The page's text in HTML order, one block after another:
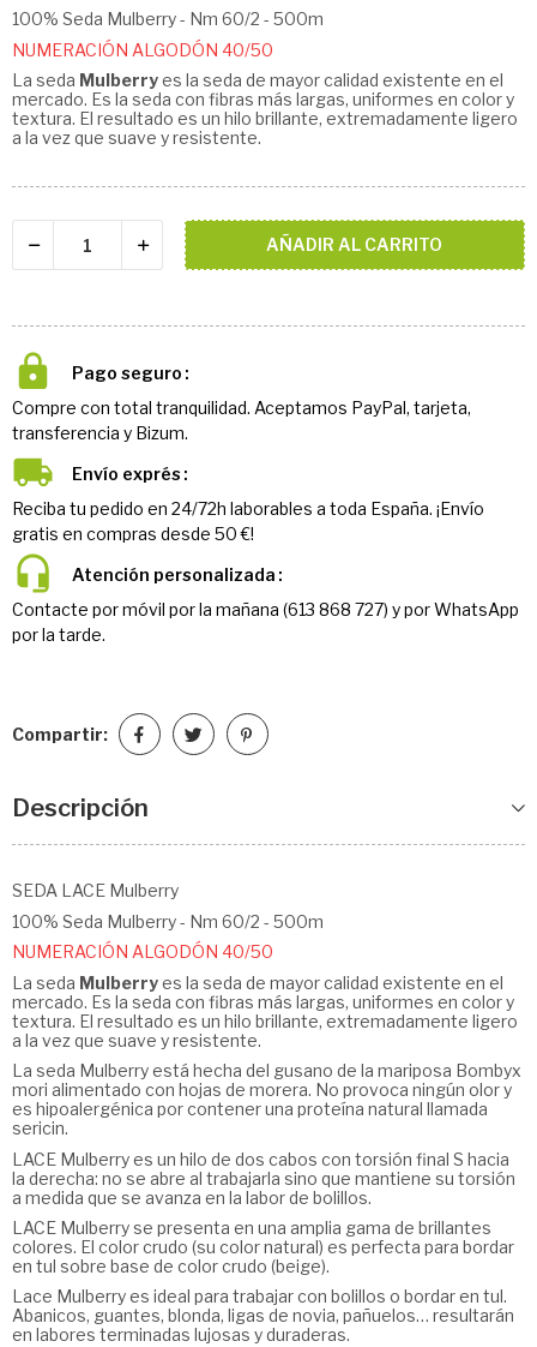
100% Seda Mulberry - Nm 60/2 - 500m
NUMERACIÓN ALGODÓN 40/50
La seda Mulberryes la seda de mayor calidad existente en el
mercado. Es la seda con fibras más largas, uniformes en color y
textura. El resultado es un hilo brillante, extremadamente ligero
a la vez que suave y resistente.
AÑADIR AL CARRITO
Pago seguro
Compre con total tranquilidad. Aceptamos PayPal, tarjeta,
transferencia y Bizum.
Envío exprés
Reciba tu pedido en 24/72h laborables a toda España. ¡Envío
gratis en compras desde 50 €!
Atención personalizada
Contacte por móvil por la mañana (613 868 727) y por WhatsApp
por la tarde.
Compartir:
Descripción
SEDA LACE Mulberry
100% Seda Mulberry - Nm 60/2 - 500m
NUMERACIÓN ALGODÓN 40/50
La seda Mulberryes la seda de mayor calidad existente en el
mercado. Es la seda con fibras más largas, uniformes en color y
textura. El resultado es un hilo brillante, extremadamente ligero
a la vez que suave y resistente.
La seda Mulberry está hecha del gusano de la mariposa Bombyx
mori alimentado con hojas de morera. No provoca ningún olor y
es hipoalergénica por contener una proteína natural llamada
sericin.
LACE Mulberry es un hilo de dos cabos con torsión final S hacia
la derecha: no se abre al trabajarla sino que mantiene su torsión
a medida que se avanza en la labor de bolillos.
LACE Mulberry se presenta en una amplia gama de brillantes
colores. El color crudo (su color natural) es perfecta para bordar
en tul sobre base de color crudo (beige).
Lace Mulberry es ideal para trabajar con bolillos o bordar en tul.
Abanicos, guantes, blonda, ligas de novia, pañuelos… resultarán
en labores terminadas lujosas y duraderas.